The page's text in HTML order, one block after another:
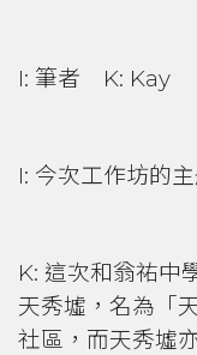
I: 筆者 K: Kay
I: 今次工作坊的
K: 這次和翁祐中
天秀墟，名為「
社區，而天秀墟